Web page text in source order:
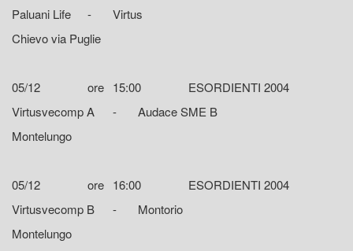
Paluani Life
-
Virtus
Chievo via Puglie
05/12 ore 15:00
ESORDIENTI 2004
Virtusvecomp A
-
Audace SME B
Montelungo
05/12 ore 16:00
ESORDIENTI 2004
Virtusvecomp B
-
Montorio
Montelungo